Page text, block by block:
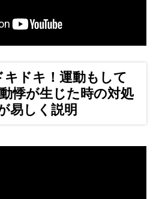
キドキ！運動もして
悸が生じた時の対処
易しく説明